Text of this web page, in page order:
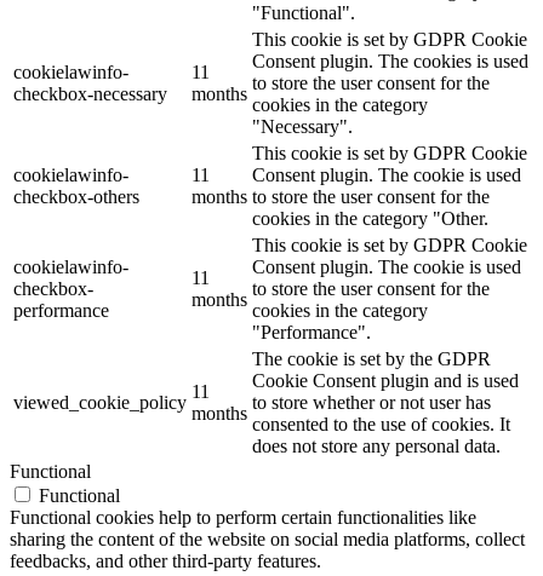
"Functional".
cookielawinfo-
checkbox-necessary
11
months
This cookie is set by GDPR Cookie
Consent plugin. The cookies is used
to store the user consent for the
cookies in the category
"Necessary".
cookielawinfo-
checkbox-others
11
months
This cookie is set by GDPR Cookie
Consent plugin. The cookie is used
to store the user consent for the
cookies in the category "Other.
cookielawinfo-
checkbox-
performance
11
months
This cookie is set by GDPR Cookie
Consent plugin. The cookie is used
to store the user consent for the
cookies in the category
"Performance".
viewed_cookie_policy
11
months
The cookie is set by the GDPR
Cookie Consent plugin and is used
to store whether or not user has
consented to the use of cookies. It
does not store any personal data.
Functional
Functional
Functional cookies help to perform certain functionalities like
sharing the content of the website on social media platforms, collect
feedbacks, and other third-party features.